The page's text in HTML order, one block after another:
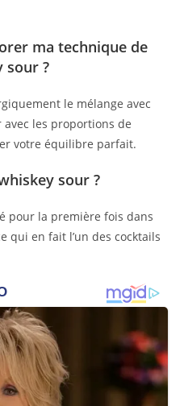
ma technique de
sour ?
le mélange avec
avec les proportions de
votre équilibre parfait.
sour ?
pour la première fois dans
qui en fait l’un des cocktails